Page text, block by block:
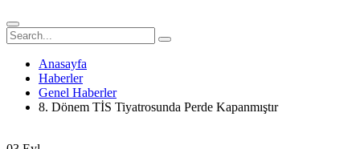
Anasayfa
Haberler
Genel Haberler
8. Dönem TİS Tiyatrosunda Perde Kapanmıştır